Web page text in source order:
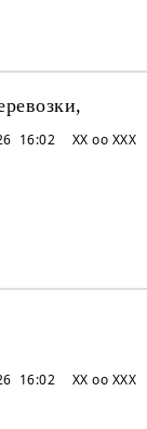
XX oo XXX
16:02
XX oo XXX
16:02